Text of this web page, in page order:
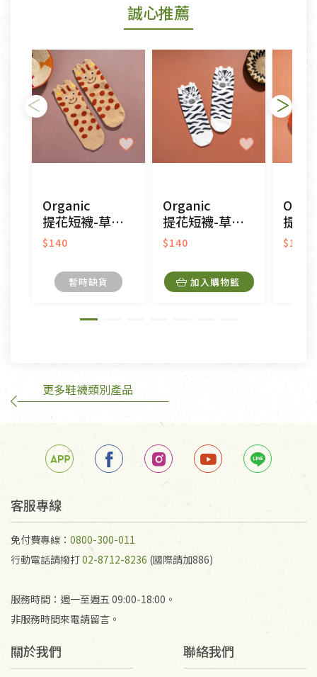
若您購買的商品有下列「不適用七天鑑賞期商品」情
形者，除商品瑕疵以外，恕不接受退換貨.
依消保法之規定提供該商品七天免費鑑賞期(含例假
日)的服務，原則上若商品未經使用或被汙損(除商品
瑕疵)，一般皆可申請退換貨。
不適用七天鑑賞期商品：
以數位或電磁紀錄形式儲存之商品、易於變質或損壞
接受原片換新。
衣飾鞋類-如T恤，如於送達後水洗或污損者。
美容保養用品、內衣褲、襪子、口罩等私人消耗性產
內衣褲、襪子、口罩個人衛生用品除商品本身有瑕疵
外,依據《通訊交易解除權合理例外情事適用準
訂購手抄稿退貨需知：
手抄稿進行退貨時，請務必保持原包裝方式及使用原
若未保持原包裝方式或未使用原箱退回，導致書籍有
任何折損、磨損、污損或凹角，將不接受退貨，也不
不接受退貨之手抄稿，為敬重法寶故，里仁網購無法
代為結緣處理等。 若需將手抄稿寄還給消費者，因而
產生的運費100元/箱將由消費者負擔。
誠心推薦
Organic
提花短襪-草原同樂(黃色)
$140
暫時缺貨
Organic
提花短襪-草原同樂(白色)
$140
加入購物籃
提花短襪(
$140
更多鞋襪類別產品
客服專線
免付費專線： 0800-300-011
行動電話請撥打02-8712-8236 (國際請加886)
服務時間：週一至週五 09:00-18:00。
非服務時間來電請留言。
關於我們 聯絡我們